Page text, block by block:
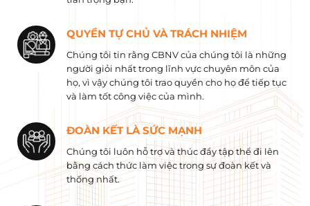
QUYỀN TỰ CHỦ VÀ TRÁCH NHIỆM
Chúng tôi tin rằng CBNV của chúng tôi là những
người giỏi nhất trong lĩnh vực chuyên môn của
họ, vì vậy chúng tôi trao quyền cho họ để tiếp tục
và làm tốt công việc của mình.
ĐOÀN KẾT LÀ SỨC MẠNH
Chúng tôi luôn hỗ trợ và thúc đẩy tập thể đi lên
bằng cách thức làm việc trong sự đoàn kết và
thống nhất.